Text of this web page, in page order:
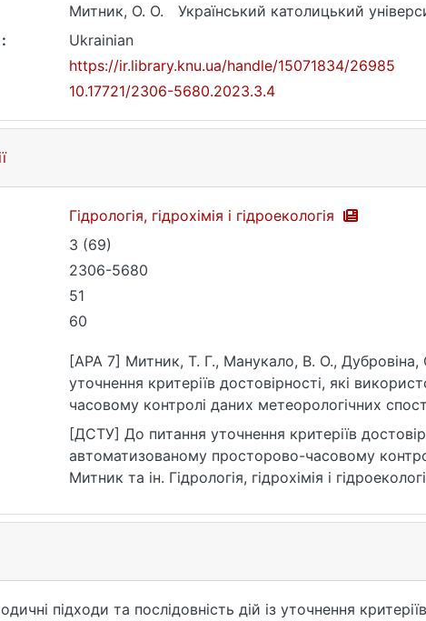
Митник, О. О.
Український католицький
Ukrainian
https://ir.library.knu.ua/handle/15071834/26985
10.17721/2306-5680.2023.3.4
Гідрологія, гідрохімія і гідроекологія
3 (69)
2306-5680
51
60
[APA 7] Митник, Т. Г., Манукало, В. О.,
уточнення критеріїв достовірності, які
часовому контролі даних метеорологічних
(3 (69)), 51–60. https://doi.org/10.17721/2306-
[ДСТУ] До питання уточнення критеріїв
автоматизованому просторово-часовому
Митник та ін. Гідрологія, гідрохімія і